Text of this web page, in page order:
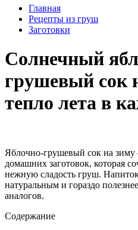
Главная
Рецепты из груш
Заготовки
Солнечный
грушевый сок
тепло лета в
Яблочно-грушевый сок на
домашних заготовок, которая
нежную сладость груш.
натуральным и гораздо
аналогов.
Содержание